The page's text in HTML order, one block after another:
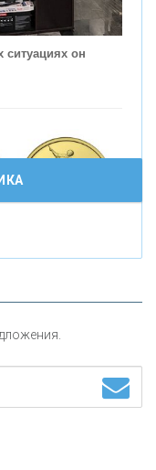
ситуациях он